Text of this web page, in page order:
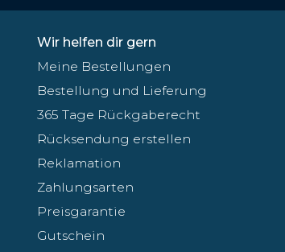
Wir helfen dir gern
Meine Bestellungen
Bestellung und Lieferung
365 Tage Rückgaberecht
Rücksendung erstellen
Reklamation
Zahlungsarten
Preisgarantie
Gutschein